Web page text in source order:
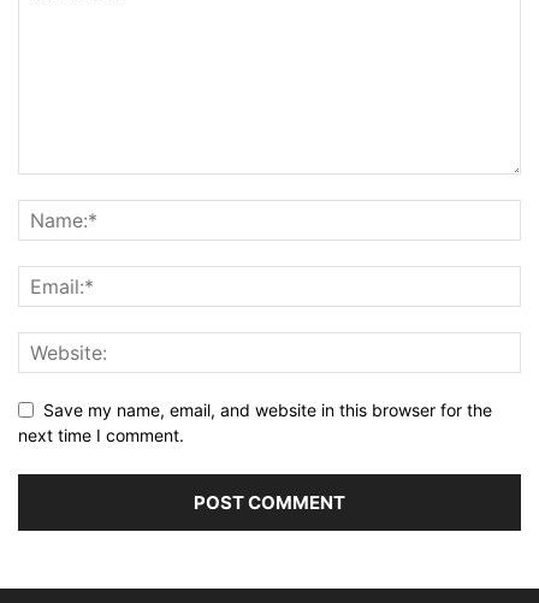
Save my name, email, and website in this browser for the
next time I comment.